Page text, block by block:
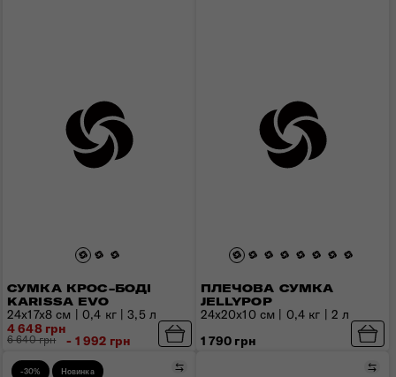
СУМКА КРОС-БОДІ
KARISSA EVO
24x17x8 см | 0,4 кг | 3,5 л
4 648 грн
6 640 грн - 1 992 грн
ПЛЕЧОВА СУМКА
JELLYPOP
24x20x10 см | 0,4 кг | 2 л
1 790 грн
-30% Новинка Порівняти